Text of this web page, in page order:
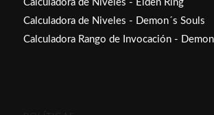
Calculadora de Niveles - Elden Ring
Calculadora de Niveles - Demon´s Souls
Calculadora Rango de Invocación -